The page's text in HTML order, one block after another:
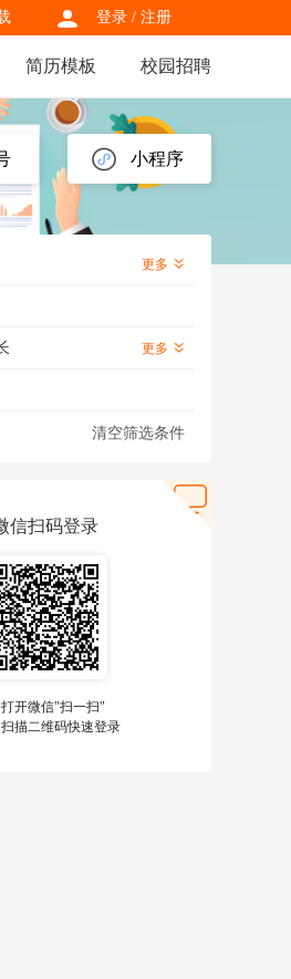
登录 / 注册
简历模板 校园招聘
小程序
更多
更多
清空筛选条件
信扫码登录
打开微信"扫一扫"
扫描二维码快速登录